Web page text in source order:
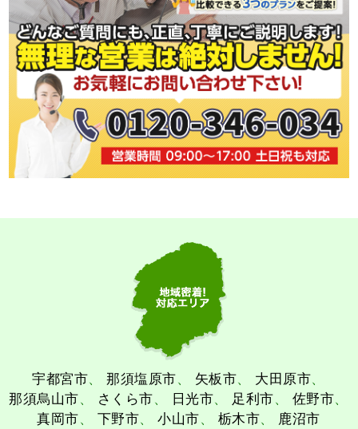
宇都宮市 那須塩原市 矢板市
大田原市
那須烏山市
さくら市 日光市 足利市
佐野市
真岡市
下野市 小山市 栃木市 鹿沼市